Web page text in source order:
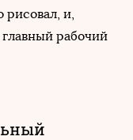
рисовал, и,
рабочий